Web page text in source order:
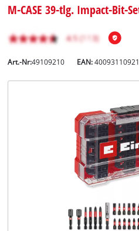
M-CASE 39-tlg. Impact-Bit-
Art.-Nr:49109210 EAN: